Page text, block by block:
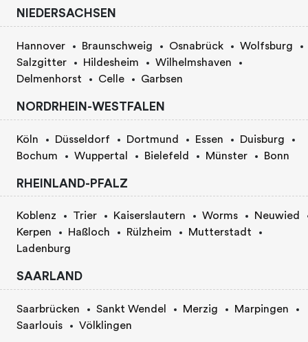
NIEDERSACHSEN
Hannover Braunschweig Osnabrück
Wolfsburg
Salzgitter
Hildesheim
Wilhelmshaven
Delmenhorst
Celle Garbsen
NORDRHEIN-WESTFALEN
Köln Düsseldorf Dortmund Essen
Duisburg
Bochum
Wuppertal Bielefeld Münster Bonn
RHEINLAND-PFALZ
Koblenz Trier Kaiserslautern Worms
Neuwied
Kerpen
Haßloch Rülzheim
Mutterstadt
Ladenburg
SAARLAND
Saarbrücken Sankt Wendel Merzig
Marpingen
Saarlouis
Völklingen